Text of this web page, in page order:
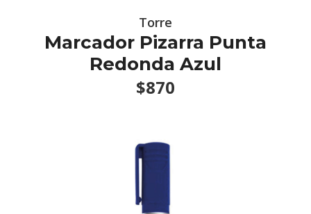
Torre
Marcador Pizarra Punta
Redonda Azul
$870